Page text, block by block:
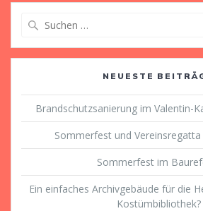
NEUESTE
Brandschutzsanierung im Valentin-
Sommerfest und
Sommerfest im
Ein einfaches Archivgebäude für die
Kostümbibliothek?